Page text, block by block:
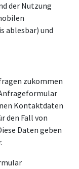
der Nutzung
ablesbar) und
zukommen
Kontaktdaten
den Fall von
Daten geben